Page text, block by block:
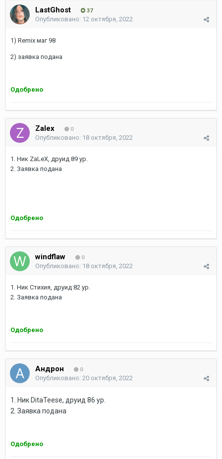
LastGhost 37
Опубликовано: 12 октября, 2022
1) Remix маг 98
2) заявка подана
Одобрено
Zalex 0
Опубликовано: 18 октября, 2022
1. Ник ZaLeX, друид 89 ур.
2. Заявка подана
Одобрено
windflaw 0
Опубликовано: 18 октября, 2022
1. Ник Стихия, друид 82 ур.
2. Заявка подана
Одобрено
Андрон 0
Опубликовано: 20 октября, 2022
1. Ник DitaTeese, друид 86 ур.
2. Заявка подана
Одобрено